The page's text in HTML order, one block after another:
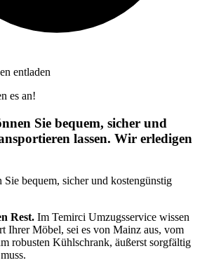
entladen
es an!
Sie bequem, sicher und
lassen. Wir erledigen
Sie bequem, sicher und kostengünstig
Rest. Im Temirci Umzugsservice wissen
Ihrer Möbel, sei es von Mainz aus, vom
robusten Kühlschrank, äußerst sorgfältig